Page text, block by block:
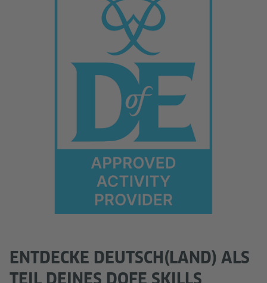
ENTDECKE DEUTSCH(LAND) ALS
TEIL DEINES DOFE SKILLS